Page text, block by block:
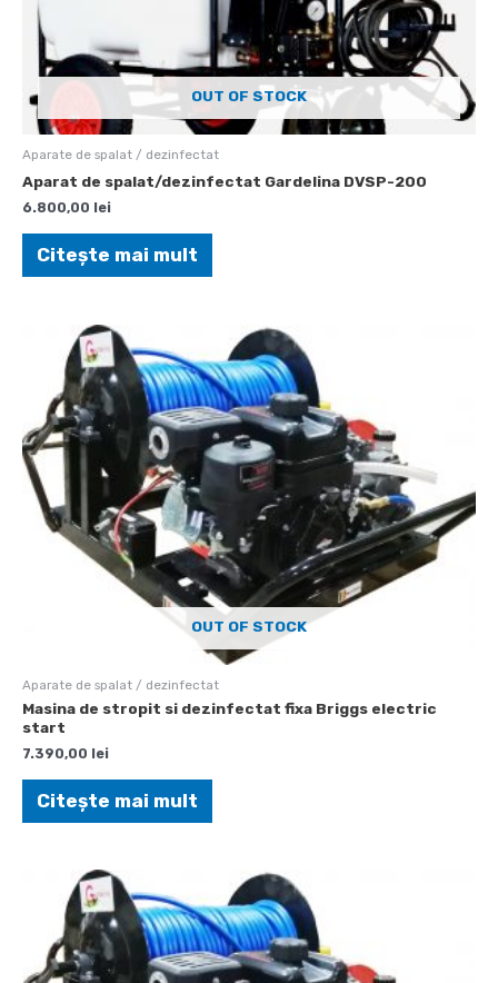
OUT OF STOCK
Aparate de spalat / dezinfectat
Aparat de spalat/dezinfectat Gardelina DVSP-200
6.800,00 lei
Citește mai mult
OUT OF STOCK
Aparate de spalat / dezinfectat
Masina de stropit si dezinfectat fixa Briggs electric
start
7.390,00 lei
Citește mai mult